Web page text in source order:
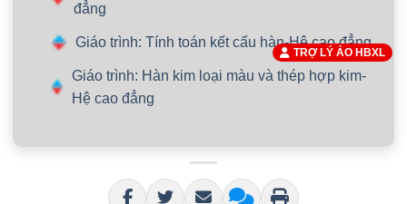
đẳng
Giáo trình: Tính toán kết cấu hàn-Hệ cao đẳng
Giáo trình: Hàn kim loại màu và thép hợp kim-
Hệ cao đẳng
TRỢ LÝ ẢO HBXL